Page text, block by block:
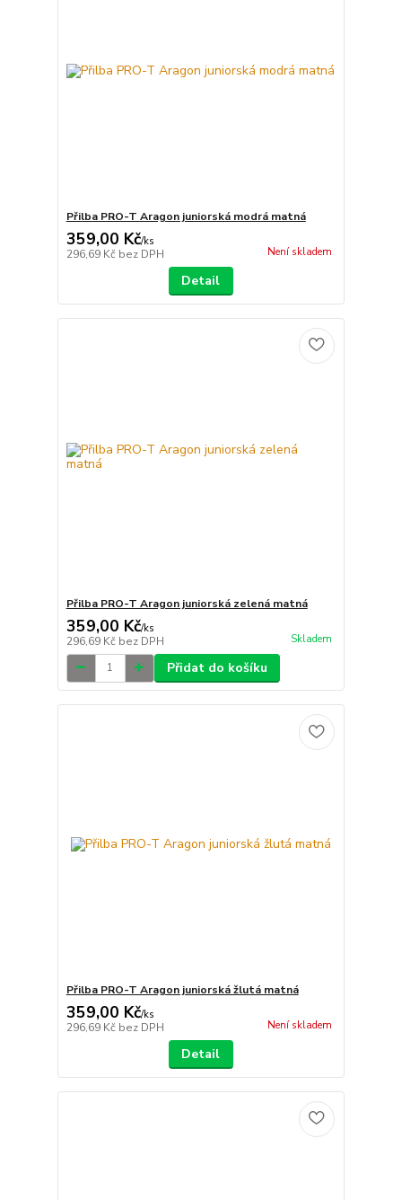
Přilba PRO-T Aragon juniorská modrá matná
359,00 Kč/ks
296,69 Kč bez DPH Není skladem
Detail
Přilba PRO-T Aragon juniorská zelená matná
359,00 Kč/ks
296,69 Kč bez DPH Skladem
Přidat do košíku
Přilba PRO-T Aragon juniorská žlutá matná
359,00 Kč/ks
296,69 Kč bez DPH Není skladem
Detail